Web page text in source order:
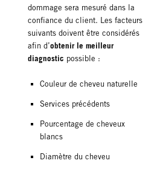
dommage sera mesuré dans la
confiance du client. Les facteurs
suivants doivent être considérés
afin d’obtenir le meilleur
diagnostic possible :
Couleur de cheveu naturelle
Services précédents
Pourcentage de cheveux
blancs
Diamètre du cheveu